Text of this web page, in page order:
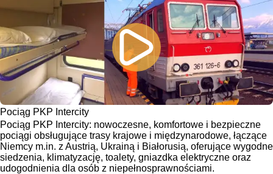
Pociąg PKP Intercity
Pociąg PKP Intercity: nowoczesne, komfortowe i bezpieczne
pociągi obsługujące trasy krajowe i międzynarodowe, łączące
Niemcy m.in. z Austrią, Ukrainą i Białorusią, oferujące wygodne
siedzenia, klimatyzację, toalety, gniazdka elektryczne oraz
udogodnienia dla osób z niepełnosprawnościami.